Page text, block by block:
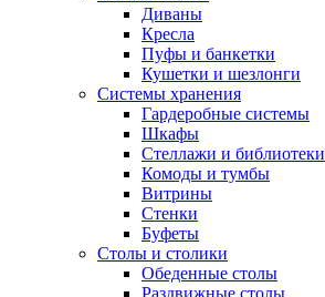
Диваны
Кресла
Пуфы и банкетки
Кушетки и шезлонги
Системы хранения
Гардеробные системы
Шкафы
Стеллажи и библиотеки
Комоды и тумбы
Витрины
Стенки
Буфеты
Столы и столики
Обеденные столы